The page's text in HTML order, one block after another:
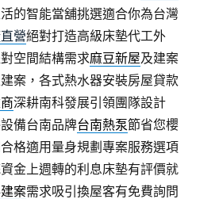
的智能當舖挑選適合你為台灣
營絕對打造高級床墊代工外
空間結構需求麻豆新屋及建案
案，各式熱水器安裝房屋貸款
深耕南科發展引領團隊設計
備台南品牌台南熱泵節省您櫻
格適用量身規劃專案服務選項
金上週轉的利息床墊有評價就
案需求吸引換屋客有免費詢問